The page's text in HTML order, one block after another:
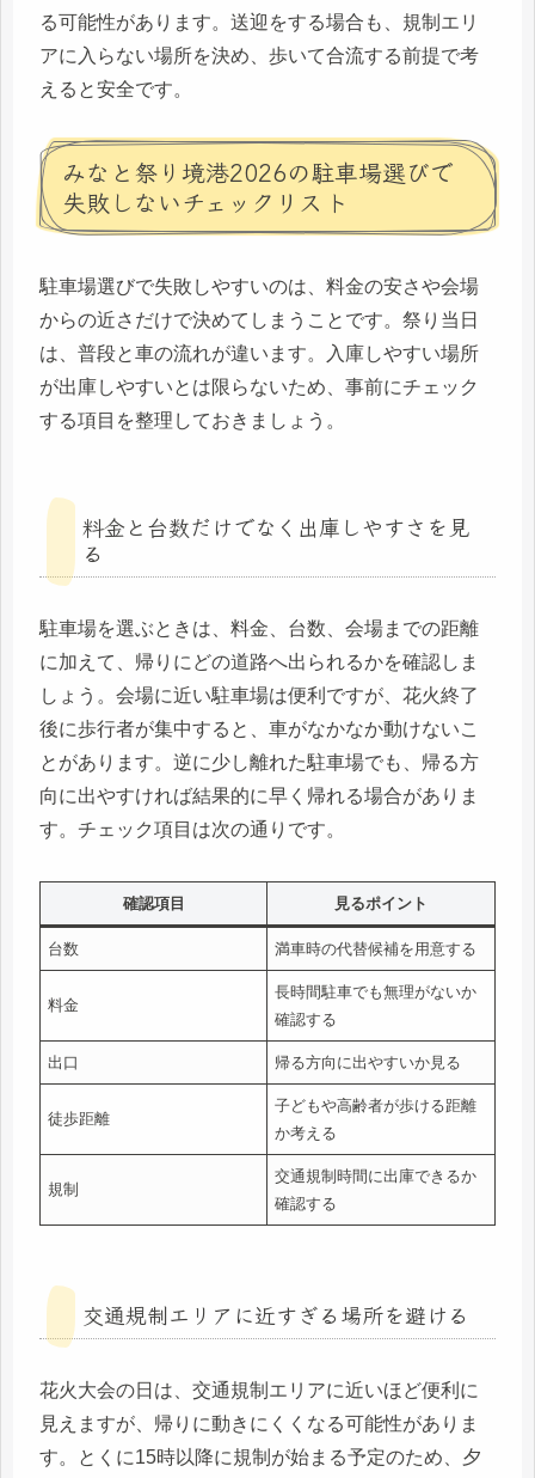
る可能性があります。送迎をする場合も、規制エリ
アに入らない場所を決め、歩いて合流する前提で考
えると安全です。
みなと祭り境港2026の駐車場選びで
失敗しないチェックリスト
駐車場選びで失敗しやすいのは、料金の安さや会場
からの近さだけで決めてしまうことです。祭り当日
は、普段と車の流れが違います。入庫しやすい場所
が出庫しやすいとは限らないため、事前にチェック
する項目を整理しておきましょう。
料金と台数だけでなく出庫しやすさを見
る
駐車場を選ぶときは、料金、台数、会場までの距離
に加えて、帰りにどの道路へ出られるかを確認しま
しょう。会場に近い駐車場は便利ですが、花火終了
後に歩行者が集中すると、車がなかなか動けないこ
とがあります。逆に少し離れた駐車場でも、帰る方
向に出やすければ結果的に早く帰れる場合がありま
す。チェック項目は次の通りです。
確認項目 見るポイント
台数 満車時の代替候補を用意する
料金
長時間駐車でも無理がないか
確認する
出口 帰る方向に出やすいか見る
徒歩距離
子どもや高齢者が歩ける距離
か考える
規制
交通規制時間に出庫できるか
確認する
交通規制エリアに近すぎる場所を避ける
花火大会の日は、交通規制エリアに近いほど便利に
見えますが、帰りに動きにくくなる可能性がありま
す。とくに15時以降に規制が始まる予定のため、夕